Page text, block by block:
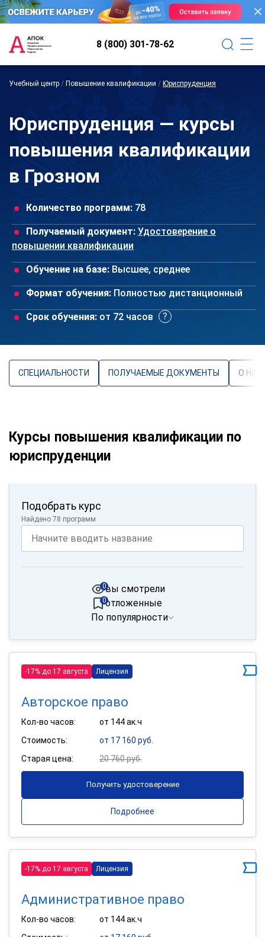
8 (800) 301-78-62
Учебный центр / Повышение квалификации / Юриспруденция
Юриспруденция — курсы
повышения квалификации
в Грозном
Количество программ: 78
Получаемый документ: Удостоверение о
повышении квалификации
Обучение на базе: Высшее, среднее
Формат обучения: Полностью дистанционный
Срок обучения: от 72 часов
СПЕЦИАЛЬНОСТИ ПОЛУЧАЕМЫЕ ДОКУМЕНТЫ О
Курсы повышения квалификации по
юриспруденции
Подобрать курс
Найдено 78 программ
вы смотрели
0
отложенные
0
По популярности
-17% до 17 августа Лицензия
Авторское право
Кол-во часов:
от 144 ак.ч
Стоимость:
от 17 160 руб.
Старая цена:
20 760 руб.
Получить удостоверение
Подробнее
-17% до 17 августа Лицензия
Административное право
Кол-во часов:
от 144 ак.ч